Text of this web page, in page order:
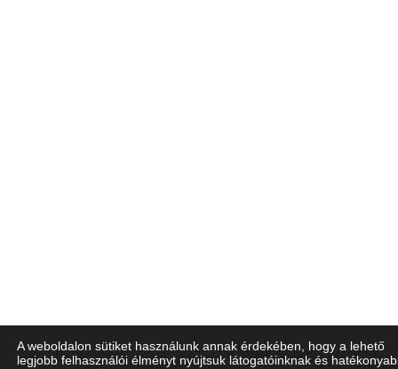
A weboldalon sütiket használunk annak érdekében, hogy a lehető
legjobb felhasználói élményt nyújtsuk látogatóinknak és